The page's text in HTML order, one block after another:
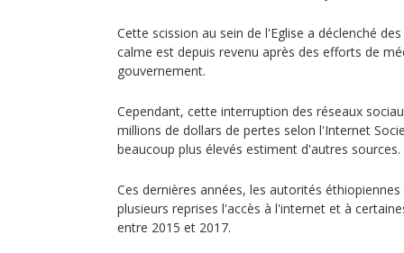
Cette scission au sein de l'Eglise a déclenché
calme est depuis revenu après des efforts de
gouvernement.
Cependant, cette interruption des réseaux
millions de dollars de pertes selon l'Internet
beaucoup plus élevés estiment d'autres sources.
Ces dernières années, les autorités
plusieurs reprises l'accès à l'internet et à
entre 2015 et 2017.